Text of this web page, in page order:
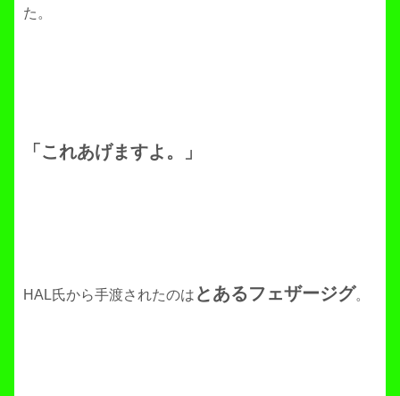
た。
「これあげますよ。」
HAL氏から手渡されたのは とあるフェザージグ。